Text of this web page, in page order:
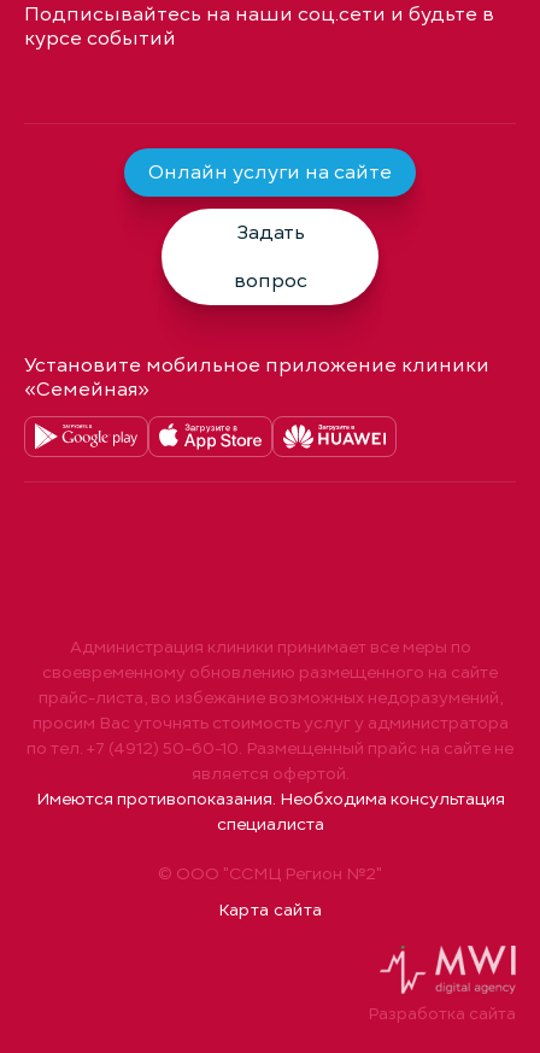
Подписывайтесь на наши соц.сети и будьте в
курсе событий
Онлайн услуги на сайте
Задать
вопрос
Установите мобильное приложение клиники
«Семейная»
© ООО "ССМЦ Регион №2"
Карта сайта
Администрация клиники принимает все меры по
своевременному обновлению размещенного на сайте
прайс-листа, во избежание возможных недоразумений,
просим Вас уточнять стоимость услуг у администратора
по тел. +7 (4912) 50-60-10. Размещенный прайс на сайте не
является офертой.
Имеются противопоказания. Необходима консультация
специалиста
Разработка сайта